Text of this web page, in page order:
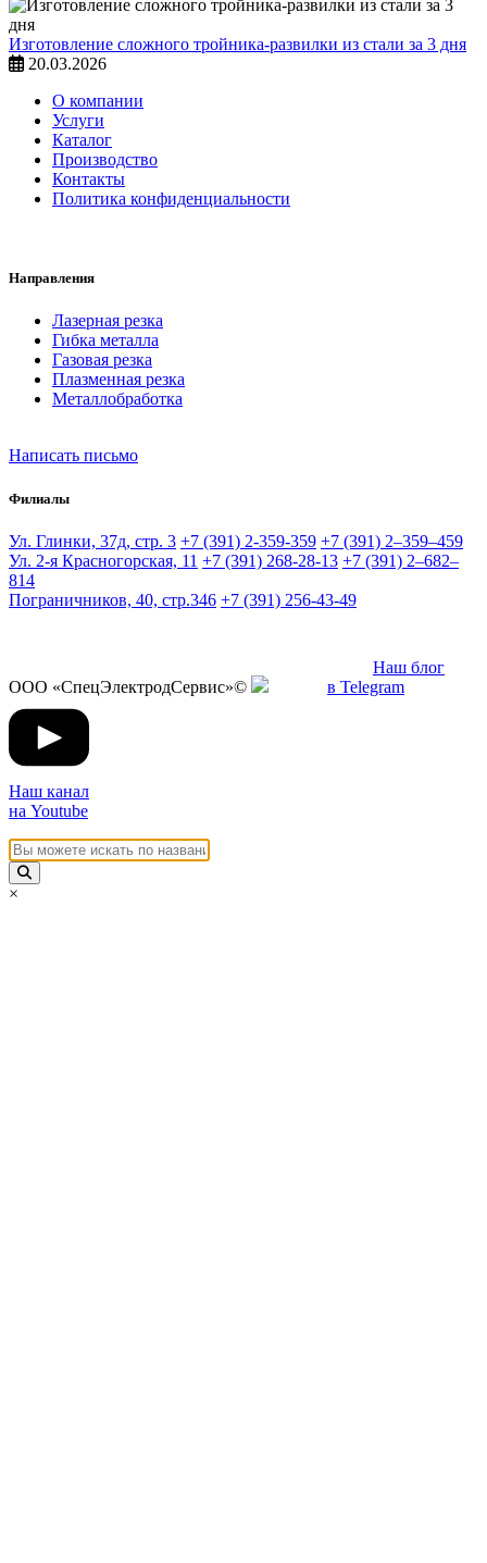
Изготовление сложного тройника-развилки из стали за 3 дня
20.03.2026
О компании
Услуги
Каталог
Производство
Контакты
Политика конфиденциальности
Направления
Лазерная резка
Гибка металла
Газовая резка
Плазменная резка
Металлобработка
Написать письмо
Филиалы
Ул. Глинки, 37д, стр. 3 +7 (391) 2-359-359 +7 (391) 2‒359‒459
Ул. 2-я Красногорская, 11 +7 (391) 268-28-13 +7 (391) 2‒682‒
814
Пограничников, 40, стр.346 +7 (391) 256-43-49
ООО «СпецЭлектродСервис»©
Наш блог
в Telegram
Наш канал
на Youtube
×